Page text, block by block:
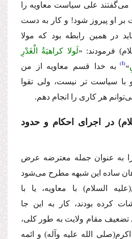
على سیاست معاویه را
بر او پیروز شود! و كار به دست
در همین رابطه بود كه مولا
فرمودند: «لَولا كراهیَةُ الْغَدْرِ
»
1
به خدا قسم معاویه از من
و با سیاست تر نیست، ولى تقوا
هر كارى را انجام دهم.
در اجراى احكام و حدود
به عنوان جمله معترضه عرض
ساده این شبهه مطرح مى‌شود
(علیه السلام) با معاویه، یا با
كرده بودند، كار به این جا
تضعیف مقام ولایت به طور كلى،
(صلى الله علیه وآله)و ائمه